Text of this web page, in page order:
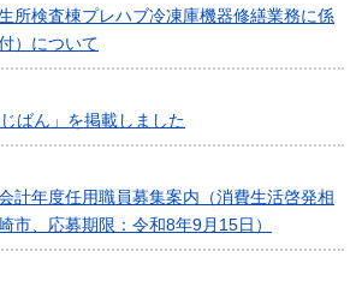
所検査棟プレハブ冷凍庫機器修繕業務に係
）について
ばん」を掲載しました
計年度任用職員募集案内（消費生活啓発相
市、応募期限：令和8年9月15日）